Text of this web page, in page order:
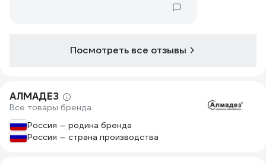
Посмотреть все отзывы
АЛМАДЕЗ
Все товары бренда
Россия — родина бренда
Россия — страна производства